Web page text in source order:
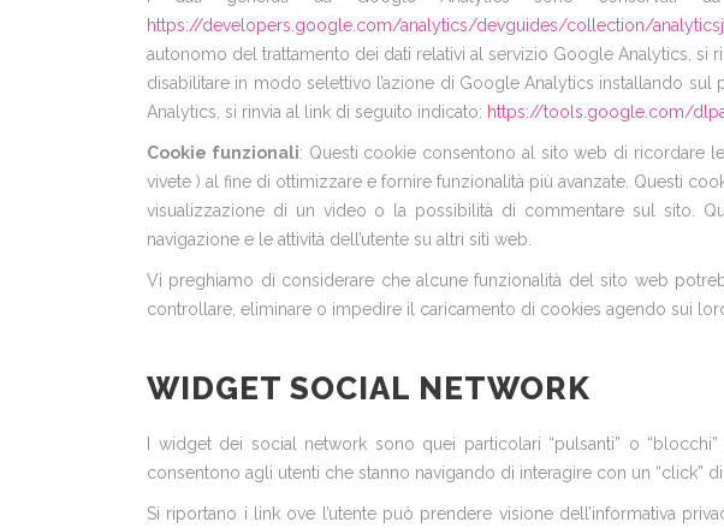
https://developers.google.com/analytics/devguides/collection/
autonomo del trattamento dei dati relativi al servizio Google Analytics, si
disabilitare in modo selettivo l’azione di Google Analytics installando
Analytics, si rinvia al link di seguito indicato: https://tools.google.com/
Cookie funzionali: Questi cookie consentono al sito web di ricordare
vivete ) al fine di ottimizzare e fornire funzionalità più avanzate. Questi
visualizzazione di un video o la possibilità di commentare sul sito.
navigazione e le attività dell’utente su altri siti web.
Vi preghiamo di considerare che alcune funzionalità del sito web
controllare, eliminare o impedire il caricamento di cookies agendo sui
WIDGET SOCIAL NETWORK
I widget dei social network sono quei particolari “pulsanti” o
consentono agli utenti che stanno navigando di interagire con un “click”
Si riportano i link ove l’utente può prendere visione dell’informativa